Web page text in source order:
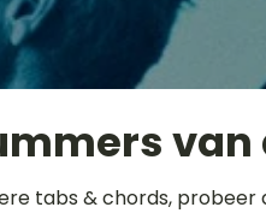
tabs & chords,